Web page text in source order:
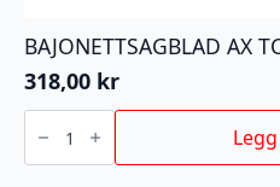
BAJONETTSAGBLAD AX
318,00 kr
BAJONETTSAGBLAD
AX
230MM